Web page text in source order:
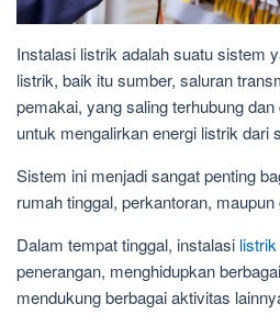
Instalasi listrik adalah suatu sistem
listrik, baik itu sumber, saluran
pemakai, yang saling terhubung
untuk mengalirkan energi listrik dari
Sistem ini menjadi sangat penting
rumah tinggal, perkantoran,
Dalam tempat tinggal, instalasi listrik
penerangan, menghidupkan
mendukung berbagai aktivitas